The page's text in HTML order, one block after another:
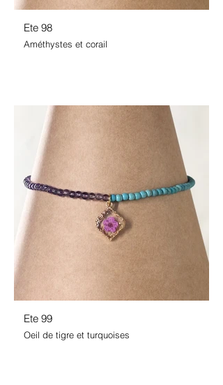
Ete 98
Améthystes et corail
Ete 99
Oeil de tigre et turquoises